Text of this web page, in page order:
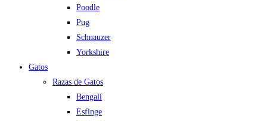
Poodle
Pug
Schnauzer
Yorkshire
Gatos
Razas de Gatos
Bengalí
Esfinge